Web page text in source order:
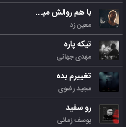
با هم روالش میکنیم
معین زد
تیکه پاره
مهدی جهانی
تغییرم بده
مجید رضوی
رو سفید
یوسف زمانی